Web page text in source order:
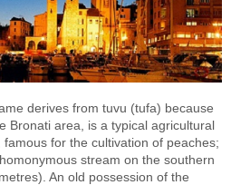
derives from tuvu (tufa) because
Bronati area, is a typical agricultural
for the cultivation of peaches;
stream on the southern
An old possession of the